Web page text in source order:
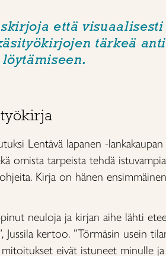
että visuaalisesti
tärkeä
Lentävä lapanen -
omista tarpeista tehdä
Kirja on hänen
neuloja ja kirjan aihe lähti
Jussila kertoo. ”Törmäsin usein
eivät istuneet minulle